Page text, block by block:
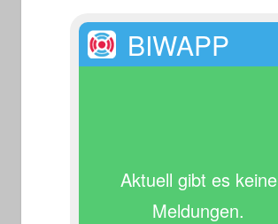
BIWAPP
Aktuell gibt es keine
Meldungen.